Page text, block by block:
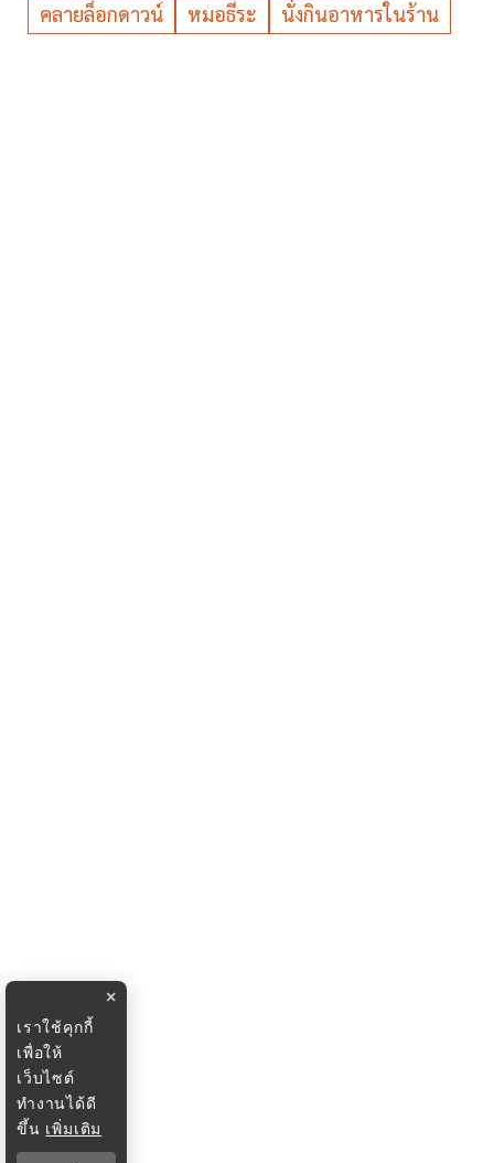
คลายล็อกดาวน์
หมอธีระ นั่งกินอาหารในร้าน
×
เราใช้คุกกี้
เพื่อให้
เว็บไซต์
ทำงานได้ดี
ขึ้น เพิ่มเติม